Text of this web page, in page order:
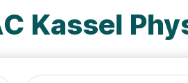
Kassel